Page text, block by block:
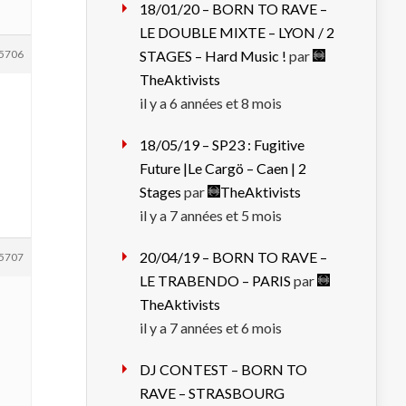
18/01/20 – BORN TO RAVE –
LE DOUBLE MIXTE – LYON / 2
STAGES – Hard Music ! par
TheAktivists
il y a 6 années et 8 mois
18/05/19 – SP23 : Fugitive
Future |Le Cargö – Caen | 2
Stages par
TheAktivists
il y a 7 années et 5 mois
20/04/19 – BORN TO RAVE –
LE TRABENDO – PARIS par
TheAktivists
il y a 7 années et 6 mois
DJ CONTEST – BORN TO
RAVE – STRASBOURG